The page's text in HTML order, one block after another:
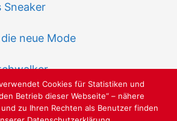
Sneaker
neue Mode
Cookies für Statistiken und
Betrieb dieser Webseite“ – nähere
zu Ihren Rechten als Benutzer finden